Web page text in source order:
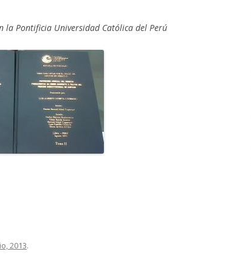
la Pontificia Universidad Católica del Perú
2013.